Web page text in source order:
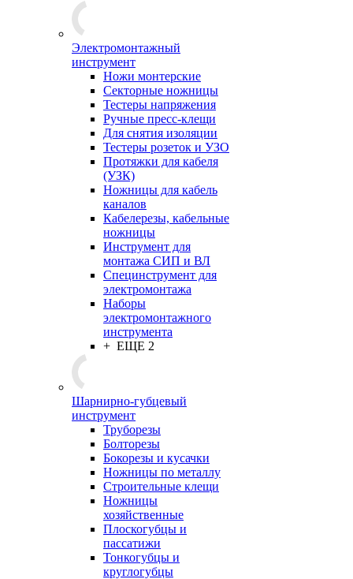
Электромонтажный
инструмент
Ножи монтерские
Секторные ножницы
Тестеры напряжения
Ручные пресс-клещи
Для снятия изоляции
Тестеры розеток и УЗО
Протяжки для кабеля
(УЗК)
Ножницы для кабель
каналов
Кабелерезы, кабельные
ножницы
Инструмент для
монтажа СИП и ВЛ
Специнструмент для
электромонтажа
Наборы
электромонтажного
инструмента
+ ЕЩЕ 2
Шарнирно-губцевый
инструмент
Труборезы
Болторезы
Бокорезы и кусачки
Ножницы по металлу
Строительные клещи
Ножницы
хозяйственные
Плоскогубцы и
пассатижи
Тонкогубцы и
круглогубцы